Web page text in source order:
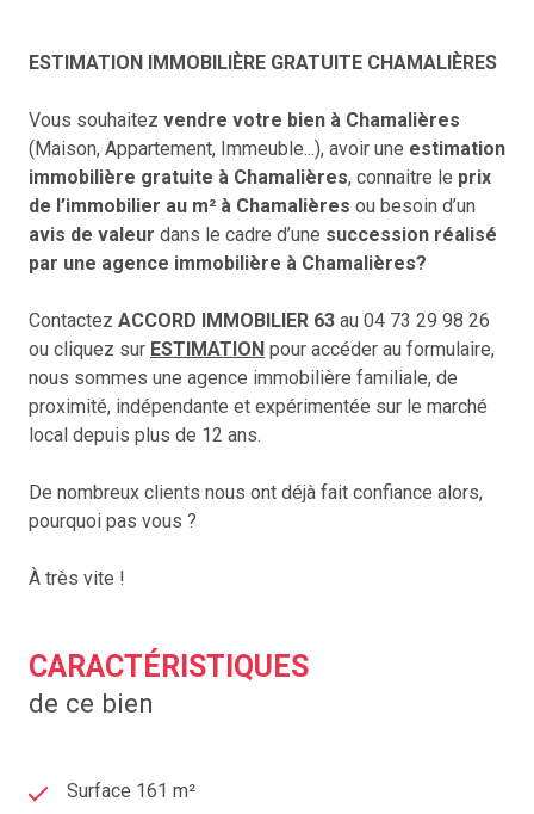
ESTIMATION IMMOBILIÈRE GRATUITE CHAMALIÈRES
Vous souhaitez vendre votre bien à Chamalières
(Maison, Appartement, Immeuble...), avoir une estimation
immobilière gratuite à Chamalières, connaitre le prix
de l’immobilier au m² à Chamalières ou besoin d’un
avis de valeur dans le cadre d’une succession réalisé
par une agence immobilière à Chamalières?
Contactez ACCORD IMMOBILIER 63 au 04 73 29 98 26
ou cliquez sur ESTIMATION pour accéder au formulaire,
nous sommes une agence immobilière familiale, de
proximité, indépendante et expérimentée sur le marché
local depuis plus de 12 ans.
De nombreux clients nous ont déjà fait confiance alors,
pourquoi pas vous ?
À très vite !
CARACTÉRISTIQUES
de ce bien
Surface 161 m²